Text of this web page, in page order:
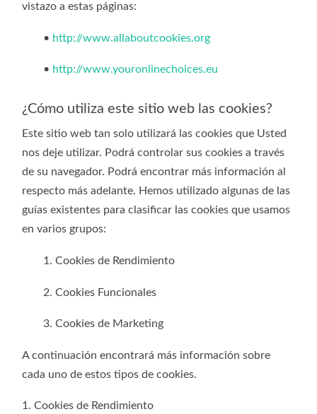
vistazo a estas páginas:
• http://www.allaboutcookies.org
• http://www.youronlinechoices.eu
¿Cómo utiliza este sitio web las cookies?
Este sitio web tan solo utilizará las cookies que Usted
nos deje utilizar. Podrá controlar sus cookies a través
de su navegador. Podrá encontrar más información al
respecto más adelante. Hemos utilizado algunas de las
guías existentes para clasificar las cookies que usamos
en varios grupos:
1. Cookies de Rendimiento
2. Cookies Funcionales
3. Cookies de Marketing
A continuación encontrará más información sobre
cada uno de estos tipos de cookies.
1. Cookies de Rendimiento